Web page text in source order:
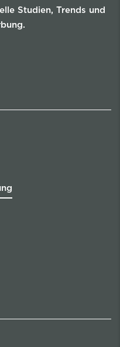
Studien, Trends und